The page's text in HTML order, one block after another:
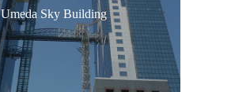
Umeda Sky Building